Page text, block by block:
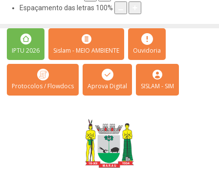
Espaçamento das letras 100%
IPTU 2026 Sislam - MEIO AMBIENTE Ouvidoria
Protocolos / Flowdocs Aprova Digital SISLAM - SIM